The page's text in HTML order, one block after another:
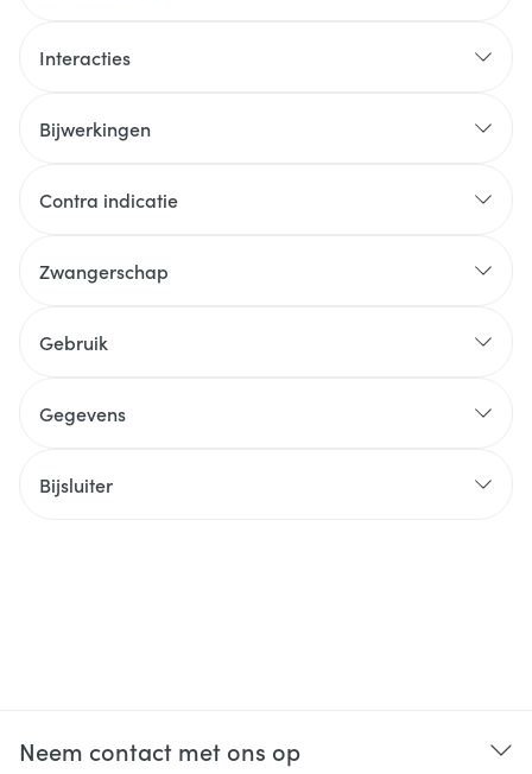
Interacties
Bijwerkingen
Contra indicatie
Zwangerschap
Gebruik
Gegevens
Bijsluiter
Neem contact met ons op